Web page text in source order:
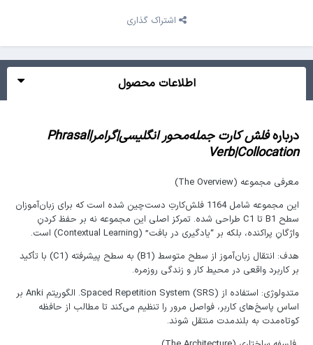
اشتراک گذاری
اطلاعات محصول
درباره
فلش کارت جمله‌محور انگلیسی|گرامر|Phrasal
Verb|Collocation
معرفی مجموعه (The Overview)
این مجموعه شامل 1164 فلش‌کارتِ دست‌چین شده است که برای زبان‌آموزان
سطح B1 تا C1 طراحی شده. تمرکز اصلی این مجموعه نه بر حفظ کردنِ
واژگانِ پراکنده، بلکه بر “یادگیری در بافت” (Contextual Learning) است.
هدف: انتقال زبان‌آموز از سطح متوسط (B1) به سطح پیشرفته (C1) با تأکید
بر کاربرد واقعی در محیط کار و زندگی روزمره.
متدولوژی: استفاده از Spaced Repetition System (SRS). الگوریتم Anki بر
اساس پاسخ‌های کاربر، فواصل مرور را تنظیم می‌کند تا مطالب از حافظه
کوتاه‌مدت به بلندمدت منتقل شوند.